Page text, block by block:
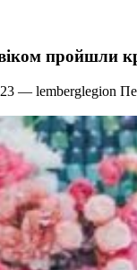
пройшли
— lemberglegion